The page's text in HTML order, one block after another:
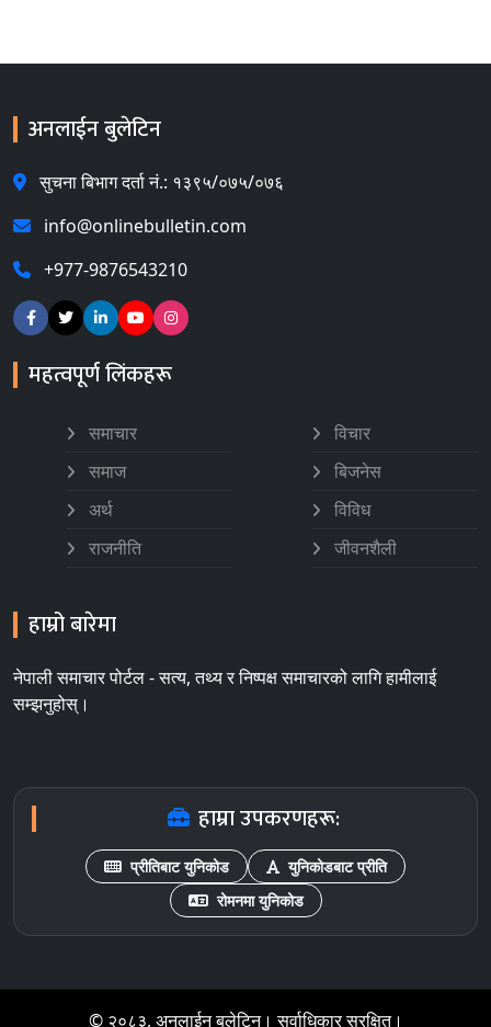
अनलाईन बुलेटिन
सुचना बिभाग दर्ता नं.: १३९५/०७५/०७६
info@onlinebulletin.com
+977-9876543210
महत्वपूर्ण लिंकहरू
समाचार
समाज
अर्थ
राजनीति
विचार
बिजनेस
विविध
जीवनशैली
हाम्रो बारेमा
नेपाली समाचार पोर्टल - सत्य, तथ्य र निष्पक्ष समाचारको लागि हामीलाई
सम्झनुहोस्।
हाम्रा उपकरणहरू:
प्रीतिबाट युनिकोड
युनिकोडबाट प्रीति
रोमनमा युनिकोड
© २०८३, अनलाईन बुलेटिन। सर्वाधिकार सुरक्षित।